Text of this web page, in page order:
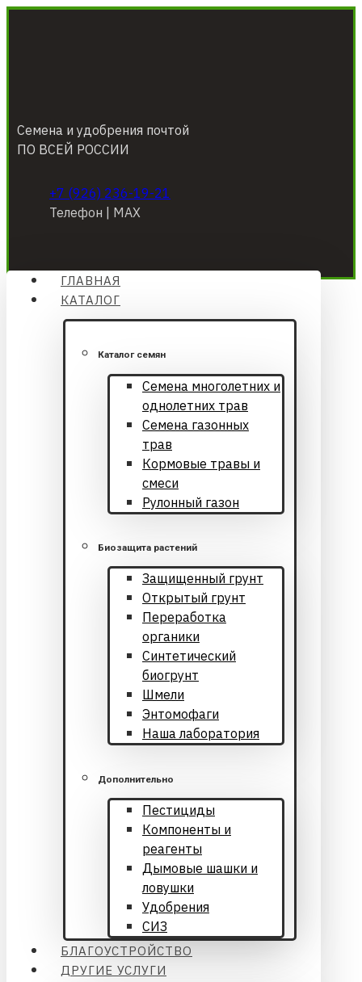
Семена и удобрения почтой
ПО ВСЕЙ РОССИИ
+7 (926) 236-19-21
Телефон | МАХ
ГЛАВНАЯ
КАТАЛОГ
Каталог семян
Cемена многолетних и
однолетних трав
Семена газонных
трав
Кормовые травы и
смеси
Рулонный газон
Биозащита растений
Защищенный грунт
Открытый грунт
Переработка
органики
Синтетический
биогрунт
Шмели
Энтомофаги
Наша лаборатория
Дополнительно
Пестициды
Компоненты и
реагенты
Дымовые шашки и
ловушки
Удобрения
СИЗ
БЛАГОУСТРОЙСТВО
ДРУГИЕ УСЛУГИ